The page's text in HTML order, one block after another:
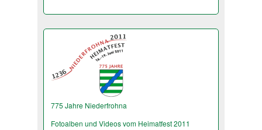
775 Jahre Niederfrohna
Fotoalben und Videos vom Heimatfest 2011